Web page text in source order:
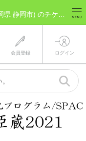
会員登録 ログイン